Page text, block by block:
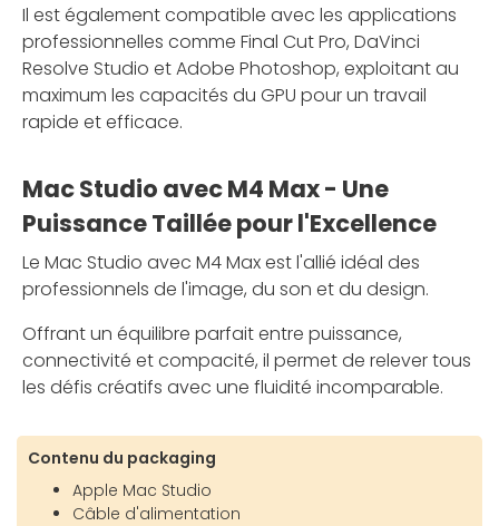
Il est également compatible avec les applications
professionnelles comme Final Cut Pro, DaVinci
Resolve Studio et Adobe Photoshop, exploitant au
maximum les capacités du GPU pour un travail
rapide et efficace.
Mac Studio avec M4 Max - Une
Puissance Taillée pour l'Excellence
Le Mac Studio avec M4 Max est l'allié idéal des
professionnels de l'image, du son et du design.
Offrant un équilibre parfait entre puissance,
connectivité et compacité, il permet de relever tous
les défis créatifs avec une fluidité incomparable.
Contenu du packaging
Apple Mac Studio
Câble d'alimentation